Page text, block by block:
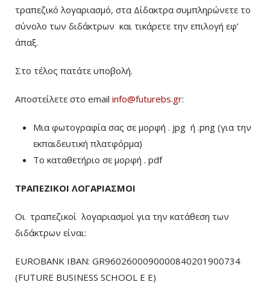
τραπεζικό λογαριασμό, στα Δίδακτρα συμπληρώνετε το
σύνολο των διδάκτρων και τικάρετε την επιλογή εφ’
άπαξ.
Στο τέλος πατάτε υποβολή.
Αποστείλετε στο email info@futurebs.gr:
Μια φωτογραφία σας σε μορφή . jpg ή .png (για την
εκπαιδευτική πλατφόρμα)
To καταθετήριο σε μορφή . pdf
ΤΡΑΠΕΖΙΚΟΙ ΛΟΓΑΡΙΑΣΜΟΙ
Οι τραπεζικοί λογαριασμοί για την κατάθεση των
διδάκτρων είναι:
EUROBANK IBAN: GR9602600090000840201900734
(FUTURE BUSINESS SCHOOL E E)